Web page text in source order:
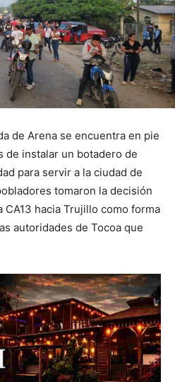
de Arena se encuentra en pie
de instalar un botadero de
para servir a la ciudad de
tomaron la decisión
hacia Trujillo como forma
autoridades de Tocoa que